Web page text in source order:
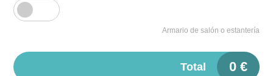
Armario de salón o estantería
Total 0€